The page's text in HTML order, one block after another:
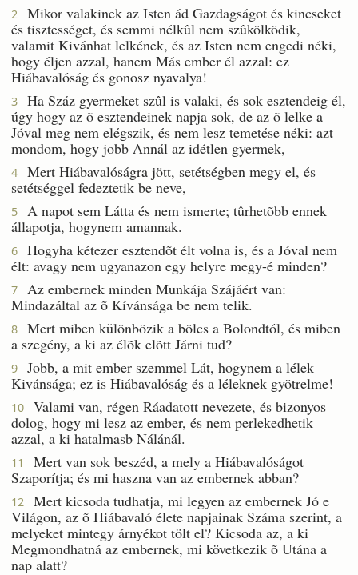
2
Mikor valakinek az Isten ád Gazdagságot és kincseket
és tisztességet, és semmi nélkûl nem szûkölködik,
valamit Kivánhat lelkének, és az Isten nem engedi néki,
hogy éljen azzal, hanem Más ember él azzal: ez
Hiábavalóság és gonosz nyavalya!
3
Ha Száz gyermeket szûl is valaki, és sok esztendeig él,
úgy hogy az õ esztendeinek napja sok, de az õ lelke a
Jóval meg nem elégszik, és nem lesz temetése néki: azt
mondom, hogy jobb Annál az idétlen gyermek,
4
Mert Hiábavalóságra jött, setétségben megy el, és
setétséggel fedeztetik be neve,
5
A napot sem Látta és nem ismerte; tûrhetõbb ennek
állapotja, hogynem amannak.
6
Hogyha kétezer esztendõt élt volna is, és a Jóval nem
élt: avagy nem ugyanazon egy helyre megy-é minden?
7
Az embernek minden Munkája Szájáért van:
Mindazáltal az õ Kívánsága be nem telik.
8
Mert miben különbözik a bölcs a Bolondtól, és miben
a szegény, a ki az élõk elõtt Járni tud?
9
Jobb, a mit ember szemmel Lát, hogynem a lélek
Kivánsága; ez is Hiábavalóság és a léleknek gyötrelme!
10
Valami van, régen Ráadatott nevezete, és bizonyos
dolog, hogy mi lesz az ember, és nem perlekedhetik
azzal, a ki hatalmasb Nálánál.
11
Mert van sok beszéd, a mely a Hiábavalóságot
Szaporítja; és mi haszna van az embernek abban?
12
Mert kicsoda tudhatja, mi legyen az embernek Jó e
Világon, az õ Hiábavaló élete napjainak Száma szerint, a
melyeket mintegy árnyékot tölt el? Kicsoda az, a ki
Megmondhatná az embernek, mi következik õ Utána a
nap alatt?